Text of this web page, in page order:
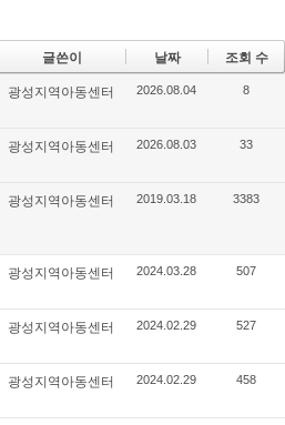
글쓴이 날짜 조회 수
광성지역아동센터 2026.08.04 8
광성지역아동센터 2026.08.03 33
광성지역아동센터 2019.03.18 3383
광성지역아동센터 2024.03.28 507
광성지역아동센터 2024.02.29 527
광성지역아동센터 2024.02.29 458